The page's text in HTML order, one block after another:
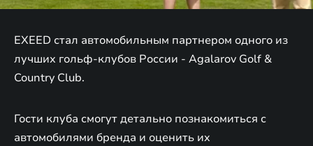
EXEED стал автомобильным партнером одного из
лучших гольф-клубов России - Agalarov Golf &
Country Club.
Гости клуба смогут детально познакомиться с
автомобилями бренда и оценить их